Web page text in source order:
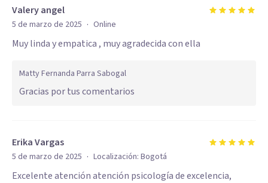
Valery angel
5 de marzo de 2025 · Online
Muy linda y empatica , muy agradecida con ella
Matty Fernanda Parra Sabogal
Gracias por tus comentarios
Erika Vargas
5 de marzo de 2025 · Localización: Bogotá
Excelente atención atención psicología de excelencia,